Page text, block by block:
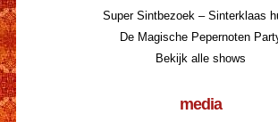
Super Sintbezoek – Sinterklaas
De Magische Pepernoten
Bekijk alle shows
media